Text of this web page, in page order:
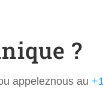
?
appeleznous au